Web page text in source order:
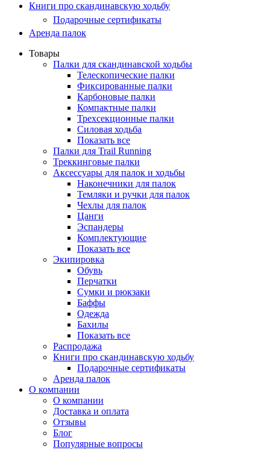
Книги про скандинавскую ходьбу
Подарочные сертификаты
Аренда палок
Товары
Палки для скандинавской ходьбы
Телескопические палки
Фиксированные палки
Карбоновые палки
Компактные палки
Трехсекционные палки
Силовая ходьба
Показать все
Палки для Trail Running
Треккинговые палки
Аксессуары для палок и ходьбы
Наконечники для палок
Темляки и ручки для палок
Чехлы для палок
Цанги
Эспандеры
Комплектующие
Показать все
Экипировка
Обувь
Перчатки
Сумки и рюкзаки
Баффы
Одежда
Бахилы
Показать все
Распродажа
Книги про скандинавскую ходьбу
Подарочные сертификаты
Аренда палок
О компании
О компании
Доставка и оплата
Отзывы
Блог
Популярные вопросы